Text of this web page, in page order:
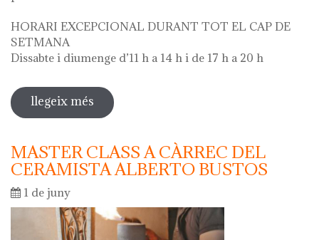
HORARI EXCEPCIONAL DURANT TOT EL CAP DE
SETMANA
Dissabte i diumenge d’11 h a 14 h i de 17 h a 20 h
llegeix més sobre diada de la flor - l'ou com balla
a la font
MASTER CLASS A CÀRREC DEL
CERAMISTA ALBERTO BUSTOS
1 de juny